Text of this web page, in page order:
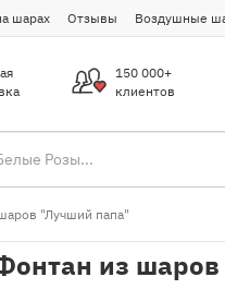
шарах Отзывы Воздушные
150 000+
клиентов
"Лучший папа"
из